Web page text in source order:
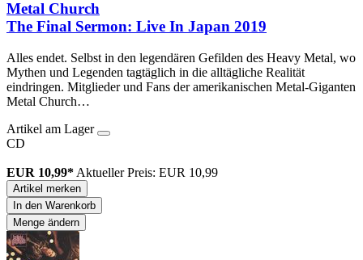
Metal Church
The Final Sermon: Live In Japan 2019
Alles endet. Selbst in den legendären Gefilden des Heavy Metal, wo
Mythen und Legenden tagtäglich in die alltägliche Realität
eindringen. Mitglieder und Fans der amerikanischen Metal-Giganten
Metal Church…
Artikel am Lager
CD
EUR 10,99* Aktueller Preis: EUR 10,99
Artikel merken
In den Warenkorb
Menge ändern